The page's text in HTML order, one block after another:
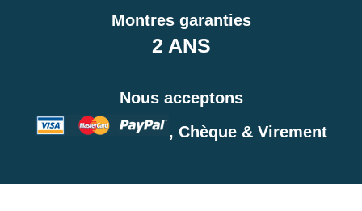
Montres garanties
2 ANS
Nous acceptons
, Chèque & Virement